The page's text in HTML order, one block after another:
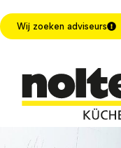
Wij zoeken adviseurs